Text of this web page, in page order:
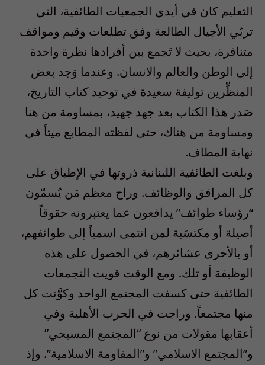
التعليم كان في أيدي الجمعيات الطائفية، التي
تربّي الأجيال الطالعة وفق تطلعات وقيم ومواقف
متنافرة، بحيث لا تَجمع بين أفرادها نظرة واحدة
إلى الوطن والعالم والانسان. وعندما وَجد بعض
المنظِّرين توليفة سعيدة في توحيد كتاب التاريخ،
صَدر هذا الكتاب بعد جهد جهيد، بمساومة من هنا
ومساومة من هناك، حتى لفظته المطابع ميتاً في
نهاية المطاف.
وبلغت الطائفية اللبنانية ذروتها في الإطباق على
كل المرافق والوظائف. وراح معظم مَن يُسمّون
“رؤساء طوائف” يدافعون عما يعتبرونه حقوقاً
أصيلة أو مكتسَبة لمن انتمى اسمياً إلى طوائفهم،
أو بالأحرى عشائرهم، في الحصول على هذه
الوظيفة أو تلك. ومع الوقت قويت التجمعات
الطائفية حتى كسفت المجتمع الواحد وكوَّنت كل
منها مجتمعاً. وراجت في الحرب الأهلية وفي
أعقابها مقولات من نوع “المجتمع المسيحي”
و”المجتمع الاسلامي” و”المقاومة الاسلامية”. وإذ